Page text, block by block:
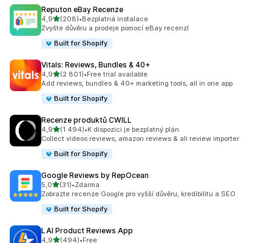
Reputon eBay Recenze
4,9z 5 hvězd
(208)
Celkový počet recenzí: 208
•Bezplatná instalace
Zvyšte důvěru a prodeje pomocí eBay recenzí
Built for Shopify
Vitals: Reviews, Bundles & 40+
4,9z 5 hvězd
(2 801)
Celkový počet recenzí: 2801
•Free trial available
Add reviews, bundles & 40+ marketing tools, all in one app
Built for Shopify
Recenze produktů CWILL
4,9z 5 hvězd
(1 494)
Celkový počet recenzí: 1494
•K dispozici je bezplatný plán
Collect videos reviews, amazon reviews & ali review importer
Built for Shopify
Google Reviews by RepOcean
5,0z 5 hvězd
(31)
Celkový počet recenzí: 31
•Zdarma
Zobrazte recenze Google pro vyšší důvěru, kredibilitu a SEO
Built for Shopify
LAI Product Reviews App
4,9z 5 hvězd
(494)•Free